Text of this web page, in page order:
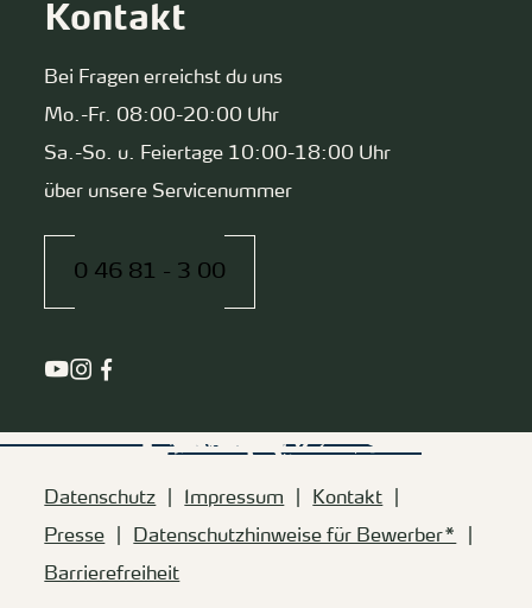
Kontakt
Bei Fragen erreichst du uns
Mo.-Fr. 08:00-20:00 Uhr
Sa.-So. u. Feiertage 10:00-18:00 Uhr
über unsere Servicenummer
0 46 81 - 3 00
Datenschutz Impressum
Kontakt
Presse
Datenschutzhinweise für Bewerber*
Barrierefreiheit